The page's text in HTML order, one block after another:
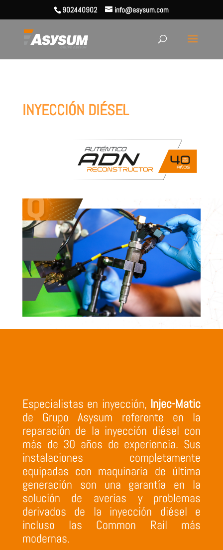
902440902 info@asysum.com
INYECCIÓN DIÉSEL
Especialistas en inyección, Injec-Matic
de Grupo Asysum referente en la
reparación de la inyección diésel con
más de 30 años de experiencia. Sus
instalaciones completamente
equipadas con maquinaria de última
generación son una garantía en la
solución de averías y problemas
derivados de la inyección diésel e
incluso las Common Rail más
modernas.